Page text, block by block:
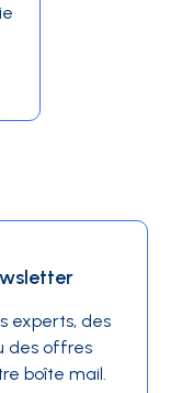
experts, des
des offres
boîte mail.